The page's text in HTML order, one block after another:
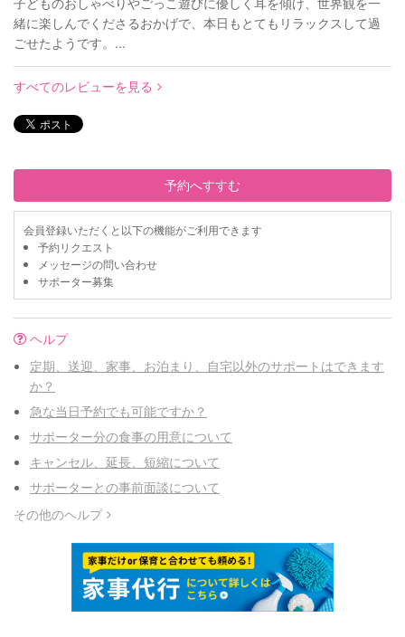
緒に楽しんでくださるおかげで、本日もとてもリラックスして過
ごせたようです。...
すべてのレビューを見る
予約へすすむ
会員登録いただくと以下の機能がご利用できます
予約リクエスト
メッセージの問い合わせ
サポーター募集
ヘルプ
定期、送迎、家事、お泊まり、自宅以外のサポートはできます
か？
急な当日予約でも可能ですか？
サポーター分の食事の用意について
キャンセル、延長、短縮について
サポーターとの事前面談について
その他のヘルプ